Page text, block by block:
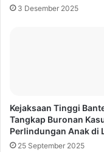
3 Desember 2025
Kejaksaan Tinggi
Tangkap Buronan
Perlindungan Anak di
25 September 2025